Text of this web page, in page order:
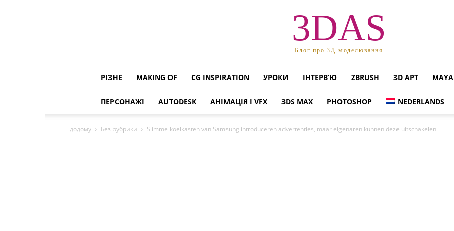
3DAS
Блог про 3Д моделювання
РІЗНЕ MAKING OF CG INSPIRATION УРОКИ ІНТЕРВ’Ю ZBRUSH 3D АРТ MAYA
ПЕРСОНАЖІ AUTODESK АНІМАЦІЯ І VFX 3DS MAX PHOTOSHOP NEDERLANDS
додому Без рубрики Slimme koelkasten van Samsung introduceren advertenties, maar eigenaren kunnen deze uitschakelen